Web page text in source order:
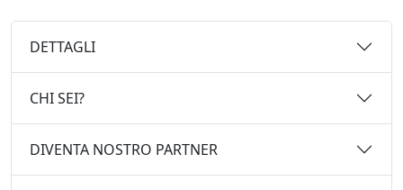
DETTAGLI
CHI SEI?
DIVENTA NOSTRO PARTNER